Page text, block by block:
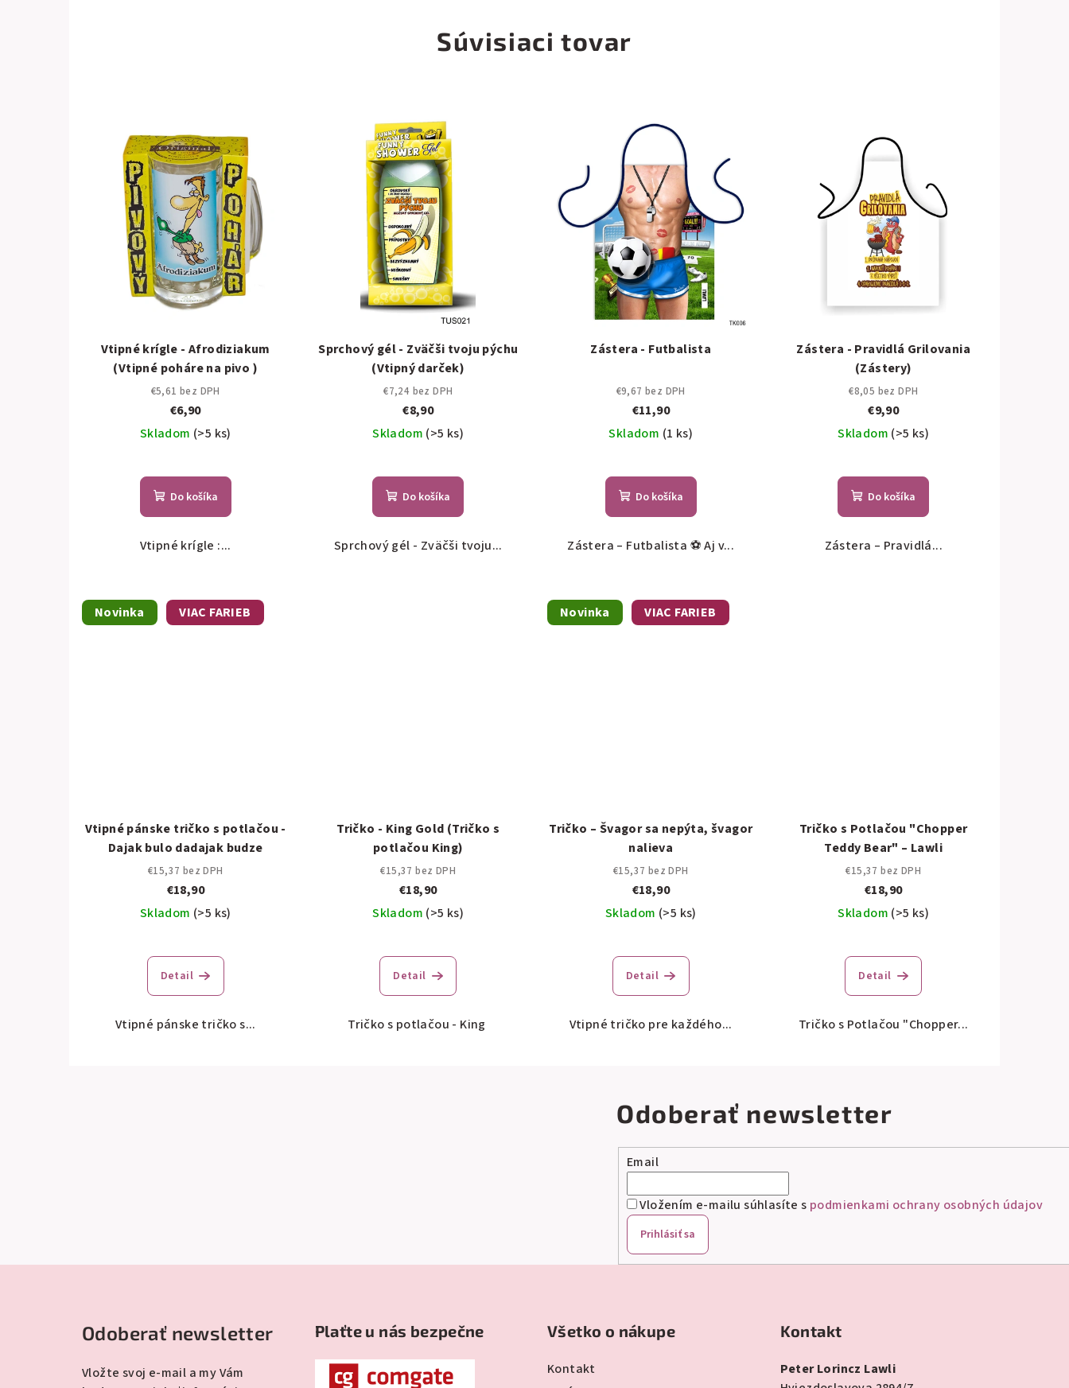
Súvisiaci tovar
Vtipné krígle - Afrodiziakum
(Vtipné poháre na pivo )
€5,61 bez DPH
€6,90
Skladom (>5 ks)
Do košíka
Vtipné krígle :...
Sprchový gél - Zväčši tvoju pýchu
(Vtipný darček)
€7,24 bez DPH
€8,90
Skladom (>5 ks)
Do košíka
Sprchový gél - Zväčši tvoju...
Zástera - Futbalista
€9,67 bez DPH
€11,90
Skladom (1 ks)
Do košíka
Zástera – Futbalista ⚽ Aj v...
Zástera - Pravidlá Grilovania
(Zástery)
€8,05 bez DPH
€9,90
Skladom (>5 ks)
Do košíka
Zástera – Pravidlá...
Novinka VIAC FARIEB
Vtipné pánske tričko s potlačou -
Dajak bulo dadajak budze
€15,37 bez DPH
€18,90
Skladom (>5 ks)
Detail
Vtipné pánske tričko s...
Tričko - King Gold (Tričko s
potlačou King)
€15,37 bez DPH
€18,90
Skladom (>5 ks)
Detail
Tričko s potlačou - King
Novinka VIAC FARIEB
Tričko – Švagor sa nepýta, švagor
nalieva
€15,37 bez DPH
€18,90
Skladom (>5 ks)
Detail
Vtipné tričko pre každého...
Tričko s Potlačou "Chopper
Teddy Bear" – Lawli
€15,37 bez DPH
€18,90
Skladom (>5 ks)
Detail
Tričko s Potlačou "Chopper...
Odoberať newsletter
Email
Vložením e-mailu súhlasíte s podmienkami ochrany osobných údajov
Prihlásiť sa
Odoberať newsletter
Vložte svoj e-mail a my Vám
Plaťte u nás bezpečne Všetko o nákupe
Kontakt
Kontakt
Peter Lorincz Lawli